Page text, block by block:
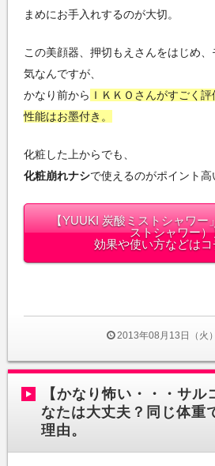
まめにお手入れするのが大切。
この美顔器、押切もえさんをはじめ
気なんですが、
かなり前から ＩＫＫＯさんがすごく
性能はお墨付き。
化粧した上からでも、
化粧崩れナシで使えるのがポイント高
【YUUKI 炭酸ミストシャワー
ストシャワー）
効果や使い方などはコ
2013年08月13日（火）
【かなり怖い・・・サ
なたは大丈夫？同じ体重
理由。